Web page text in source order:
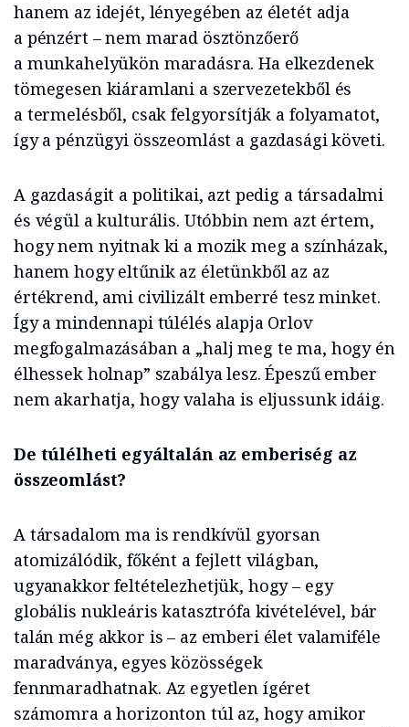
hanem az idejét, lényegében az életét adja
a pénzért – nem marad ösztönzőerő
a munkahelyükön maradásra. Ha elkezdenek
tömegesen kiáramlani a szervezetekből és
a termelésből, csak felgyorsítják a folyamatot,
így a pénzügyi összeomlást a gazdasági követi.
A gazdaságit a politikai, azt pedig a társadalmi
és végül a kulturális. Utóbbin nem azt értem,
hogy nem nyitnak ki a mozik meg a színházak,
hanem hogy eltűnik az életünkből az az
értékrend, ami civilizált emberré tesz minket.
Így a mindennapi túlélés alapja Orlov
megfogalmazásában a „halj meg te ma, hogy én
élhessek holnap” szabálya lesz. Épeszű ember
nem akarhatja, hogy valaha is eljussunk idáig.
De túlélheti egyáltalán az emberiség az
össze­omlást?
A társadalom ma is rendkívül gyorsan
atomizálódik, főként a fejlett világban,
ugyanakkor feltételezhetjük, hogy – egy
globális nukleáris katasztrófa kivételével, bár
talán még akkor is – az emberi élet valamiféle
maradványa, egyes közösségek
fennmaradhatnak. Az egyetlen ígéret
számomra a horizonton túl az, hogy amikor